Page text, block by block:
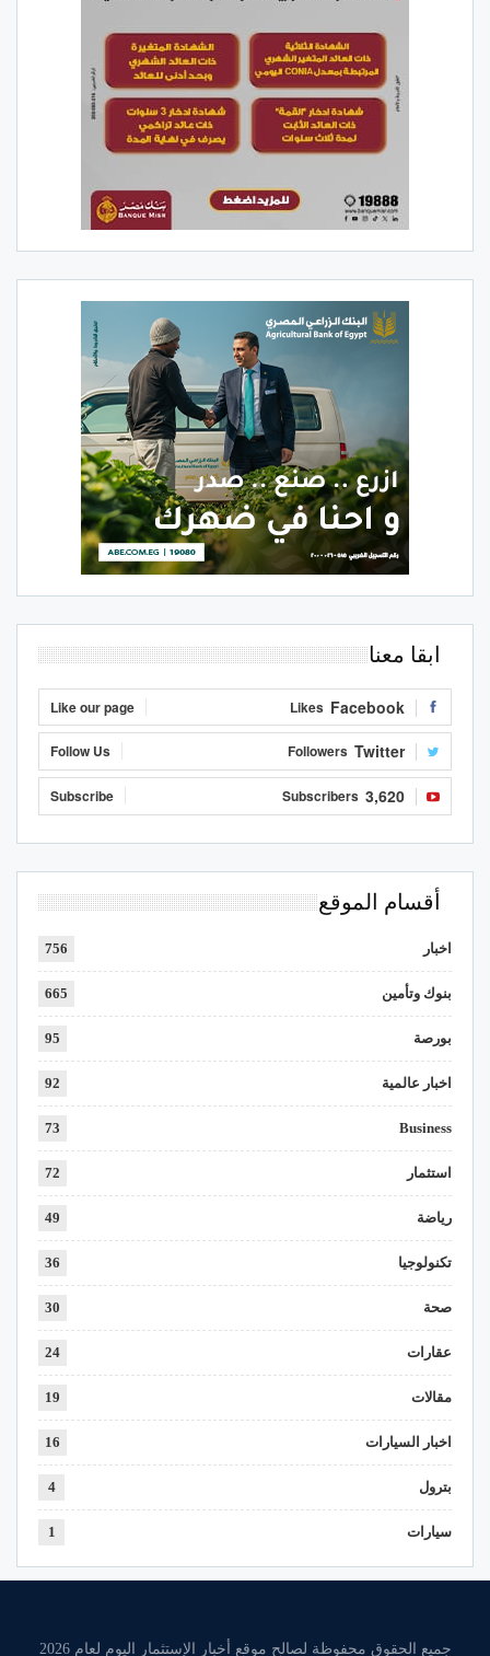
ابقا معنا
Facebook
Likes
Like our page
Twitter
Followers
Follow Us
3,620
Subscribers
Subscribe
أقسام الموقع
اخبار 756
بنوك وتأمين 665
بورصة 95
اخبار عالمية 92
Business
73
استثمار 72
رياضة 49
تكنولوجيا 36
صحة 30
عقارات 24
مقالات 19
اخبار السيارات 16
بترول 4
سيارات 1
جميع الحقوق محفوظة لصالح موقع أخبار الإستثمار اليوم لعام 2026